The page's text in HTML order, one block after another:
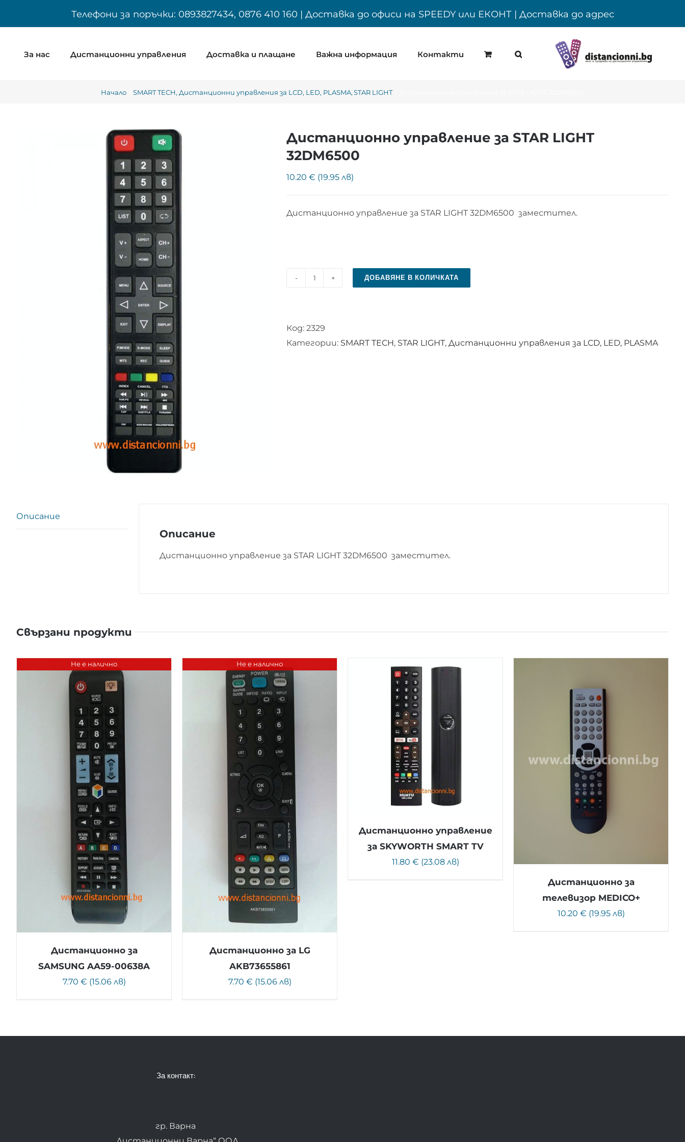
Телефони за поръчки: 0893827434, 0876 410 160 | Доставка до офиси на SPEEDY или ЕКОНТ | Доставка до адрес
За нас Дистанционни управления Доставка и плащане Важна информация Контакти
Начало SMART TECH Дистанционни управления за LCD, LED, PLASMA STAR LIGHT
Дистанционно управление за STAR LIGHT
32DM6500
10.20 € (19.95 лв)
Дистанционно управление за STAR LIGHT 32DM6500 заместител.
количество
управление
за
ДОБАВЯНЕ В КОЛИЧКАТА
Код: 2329
Категории: SMART TECH, STAR LIGHT, Дистанционни управления за LCD, LED, PLASMA
Описание
Описание
Дистанционно управление за STAR LIGHT 32DM6500 заместител.
Свързани продукти
Не е налично
Дистанционно за
SAMSUNG AA59-00638A
7.70 € (15.06 лв)
Не е налично
Дистанционно за LG
AKB73655861
7.70 € (15.06 лв)
Дистанционно управление
за SKYWORTH SMART TV
11.80 € (23.08 лв)
Дистанционно за
телевизор MEDICO+
10.20 € (19.95 лв)
За контакт:
гр. Варна